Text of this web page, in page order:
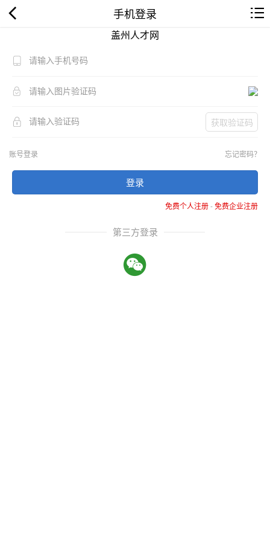
手机登录
盖州人才网
获取验证码
账号登录 忘记密码？
登录
免费个人注册-免费企业注册
第三方登录